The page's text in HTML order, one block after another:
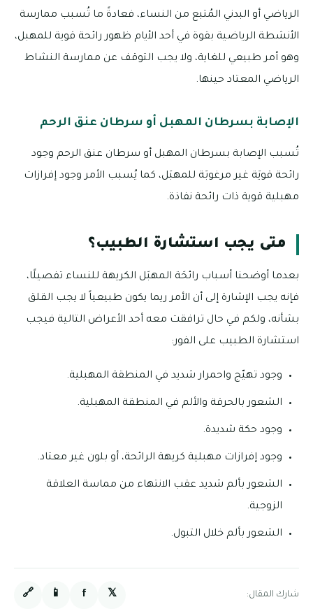
الرياضي أو البدني المُتبع من النساء، فعادةً ما تُسبب ممارسة
الأنشطة الرياضية بقوة في أحد الأيام ظهور رائحة قوية للمهبل،
وهو أمر طبيعي للغاية، ولا يجب التوقف عن ممارسة النشاط
الرياضي المعتاد حينها.
الإصابة بسرطان المهبل أو سرطان عنق الرحم
تُسبب الإصابة بسرطان المهبل أو سرطان عنق الرحم وجود
رائحة قويَة غير مرغوبَة للمهبَل، كما يُسبب الأمر وجود إفرازات
مهبلية قوية ذات رائحة نفاذة.
متى يجب استشارة الطبيب؟
بعدما أوضحنا أسباب رائحَة المهبَل الكريهة للنساء تفصيلًا،
فإنه يجب الإشارة إلى أن الأمر ريما يكون طبيعياً لا يجب القلق
بشأنه، ولكم في حال ترافقت معه أحد الأعراض التالية فيجب
استشارة الطبيب على الفور:
وجود تهيّج واحمرار شديد في المنطقة المهبلية.
الشعور بالحرقة والألم في المنطقة المهبلية.
وجود حكة شديدة.
وجود إفرازات مهبلية كريهة الرائحة، أو بلون غير معتاد.
الشعور بألم شديد عقب الانتهاء من مماسة العلاقة
الزوجية.
الشعور بألم خلال التبول.
شارك المقال: 𝕏
f
📱
🔗